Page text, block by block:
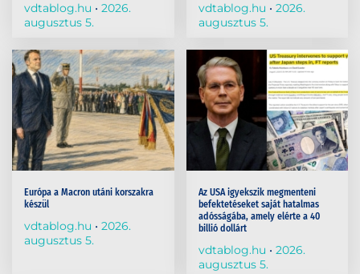
vdtablog.hu
2026.
augusztus 5.
vdtablog.hu
2026.
augusztus 5.
Európa a Macron utáni korszakra
készül
vdtablog.hu
2026.
augusztus 5.
Az USA igyekszik megmenteni
befektetéseket saját hatalmas
adósságába, amely elérte a 40
billió dollárt
vdtablog.hu
2026.
augusztus 5.